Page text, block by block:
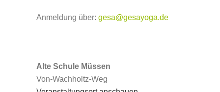
Anmeldung über: gesa@gesayoga.de
Alte Schule Müssen
Von-Wachholtz-Weg